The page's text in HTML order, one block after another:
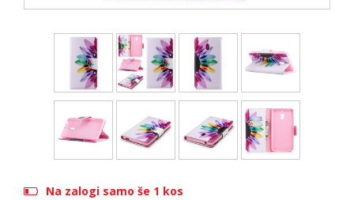
Na zalogi samo še 1 kos